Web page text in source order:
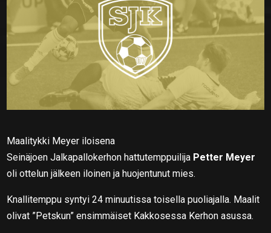
Maalitykki Meyer iloisena
Seinäjoen Jalkapallokerhon hattutemppuilija Petter Meyer
oli ottelun jälkeen iloinen ja huojentunut mies.
Knallitemppu syntyi 24 minuutissa toisella puoliajalla. Maalit
olivat ”Petskun” ensimmäiset Kakkosessa Kerhon asussa.